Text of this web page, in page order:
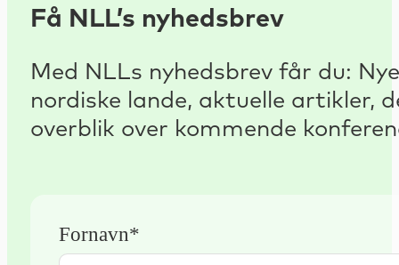
Få NLL’s nyhedsbrev
Med NLLs nyhedsbrev får du:
nordiske lande, aktuelle
overblik over kommende
Fornavn*